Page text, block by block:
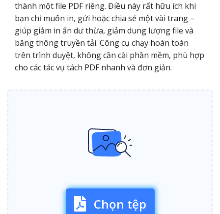
thành một file PDF riêng. Điều này rất hữu ích khi
bạn chỉ muốn in, gửi hoặc chia sẻ một vài trang –
giúp giảm in ấn dư thừa, giảm dung lượng file và
băng thông truyền tải. Công cụ chạy hoàn toàn
trên trình duyệt, không cần cài phần mềm, phù hợp
cho các tác vụ tách PDF nhanh và đơn giản.
Chọn tệp